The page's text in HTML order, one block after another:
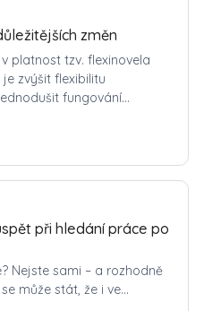
změn
platnost tzv. flexinovela
zvýšit flexibilitu
fungování...
při hledání práce po
Nejste sami – a rozhodně
může stát, že i ve...